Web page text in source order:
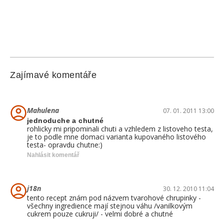
Zajímavé komentáře
Mahulena 07. 01. 2011 13:00
jednoduche a chutné
rohlicky mi pripominali chuti a vzhledem z listoveho testa,
je to podle mne domaci varianta kupovaného listového
testa- opravdu chutne:)
Nahlásit komentář
j18n 30. 12. 2010 11:04
tento recept znám pod názvem tvarohové chrupinky -
všechny ingredience mají stejnou váhu /vanilkovým
cukrem pouze cukruji/ - velmi dobré a chutné